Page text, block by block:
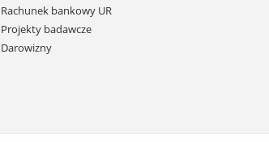
Rachunek bankowy UR
Projekty badawcze
Darowizny